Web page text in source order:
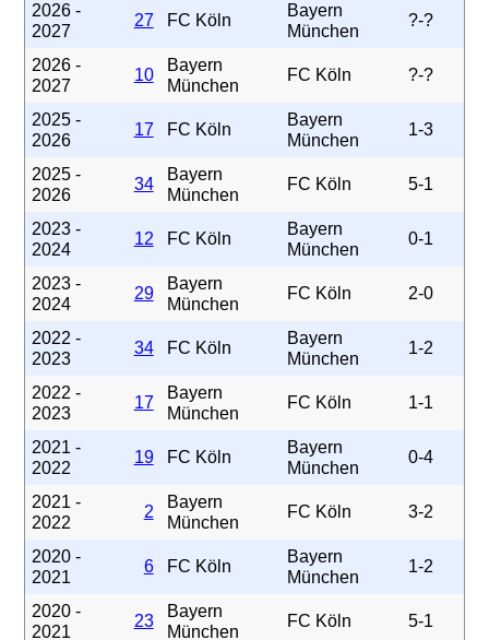
2026 -
2027
27 FC Köln
Bayern
München
?-?
2026 -
2027
10
Bayern
München
FC Köln ?-?
2025 -
2026
17 FC Köln
Bayern
München
1-3
2025 -
2026
34
Bayern
München
FC Köln 5-1
2023 -
2024
12 FC Köln
Bayern
München
0-1
2023 -
2024
29
Bayern
München
FC Köln 2-0
2022 -
2023
34 FC Köln
Bayern
München
1-2
2022 -
2023
17
Bayern
München
FC Köln 1-1
2021 -
2022
19 FC Köln
Bayern
München
0-4
2021 -
2022
2
Bayern
München
FC Köln 3-2
2020 -
2021
6 FC Köln
Bayern
München
1-2
2020 -
2021
23
Bayern
München
FC Köln 5-1